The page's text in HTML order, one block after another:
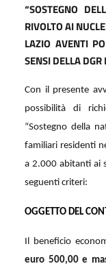
“SOSTEGNO
RIVOLTO AI
LAZIO AVENTI
SENSI DELLA
Con il presente
possibilità di
“Sostegno della
familiari residenti
a 2.000 abitanti ai
seguenti criteri:
OGGETTO DEL
Il beneficio
euro 500,00 e